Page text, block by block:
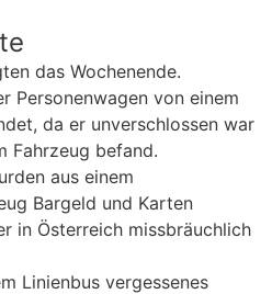
das Wochenende.
Personenwagen von einem
da er unverschlossen war
Fahrzeug befand.
aus einem
Bargeld und Karten
in Österreich missbräuchlich
Linienbus vergessenes